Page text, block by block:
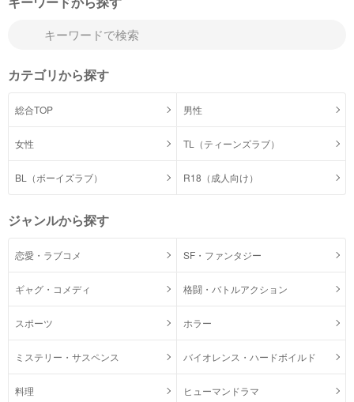
カテゴリから探す
総合TOP 男性
女性 TL（ティーンズラブ）
BL（ボーイズラブ） R18（成人向け）
ジャンルから探す
恋愛・ラブコメ SF・ファンタジー
ギャグ・コメディ 格闘・バトルアクション
スポーツ ホラー
ミステリー・サスペンス バイオレンス・ハードボイルド
料理 ヒューマンドラマ